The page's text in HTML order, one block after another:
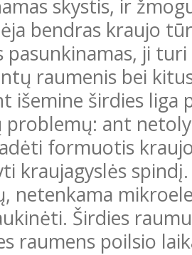
skystis, ir
bendras kraujo
pasunkinamas, ji
raumenis bei
išemine širdies liga
problemų: ant
formuotis
kraujagyslės
netenkama
Širdies
raumens poilsio